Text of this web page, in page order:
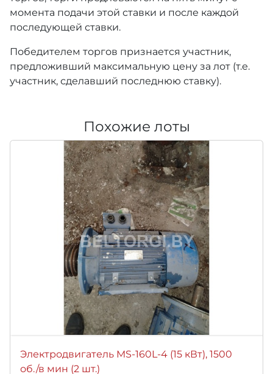
момента подачи этой ставки и после каждой
последующей ставки.
Победителем торгов признается участник,
предложивший максимальную цену за лот (т.е.
участник, сделавший последнюю ставку).
Похожие лоты
Электродвигатель MS-160L-4 (15 кВт), 1500
об./в мин (2 шт.)